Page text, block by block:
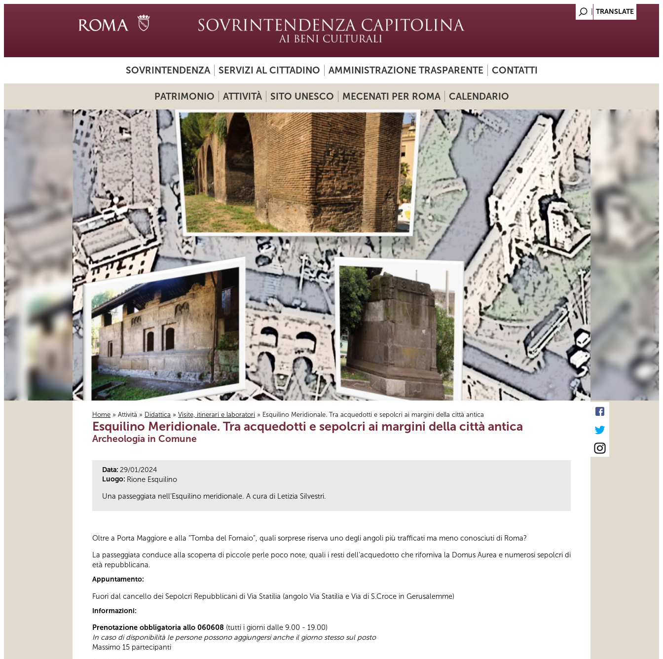
SOVRINTENDENZA SERVIZI AL CITTADINO AMMINISTRAZIONE TRASPARENTE CONTATTI
PATRIMONIO ATTIVITÀ SITO UNESCO MECENATI PER ROMA CALENDARIO
Tu sei qui
Home » Attività » Didattica » Visite, itinerari e laboratori » Esquilino Meridionale. Tra acquedotti e sepolcri ai margini della città antica
Esquilino Meridionale. Tra acquedotti e sepolcri ai margini della città antica
Archeologia in Comune
Data: 29/01/2024
Luogo: Rione Esquilino
Una passeggiata nell’Esquilino meridionale. A cura di Letizia Silvestri.
Oltre a Porta Maggiore e alla “Tomba del Fornaio”, quali sorprese riserva uno degli angoli più trafficati ma meno conosciuti di Roma?
La passeggiata conduce alla scoperta di piccole perle poco note, quali i resti dell’acquedotto che riforniva la Domus Aurea e numerosi sepolcri di
età repubblicana.
Appuntamento:
Fuori dal cancello dei Sepolcri Repubblicani di Via Statilia (angolo Via Statilia e Via di S.Croce in Gerusalemme)
Informazioni:
Prenotazione obbligatoria allo 060608 (tutti i giorni dalle 9.00 - 19.00)
In caso di disponibilità le persone possono aggiungersi anche il giorno stesso sul posto
Massimo 15 partecipanti